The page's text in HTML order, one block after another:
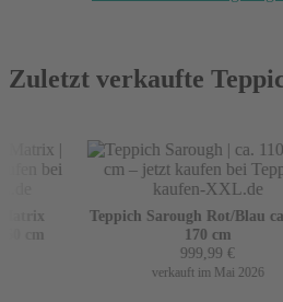
Zuletzt verkaufte
Teppich Sarough Rot/Blau ca.
170 cm
999,99€
verkauft im Mai 2026